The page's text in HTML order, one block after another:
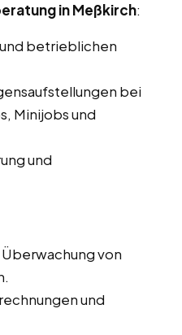
in Meßkirch:
betrieblichen
bei
Minijobs und
und
von
und